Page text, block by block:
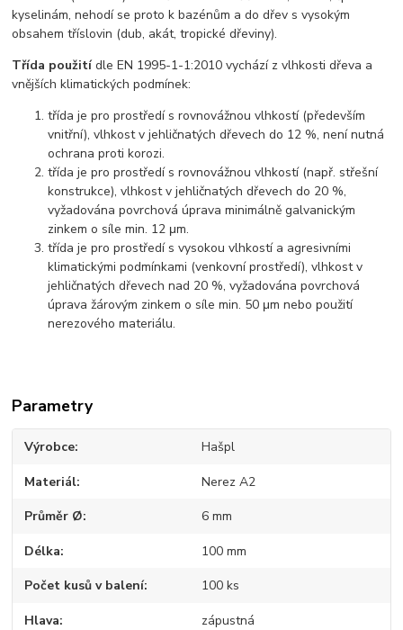
kyselinám, nehodí se proto k bazénům a do dřev s vysokým
obsahem tříslovin (dub, akát, tropické dřeviny).
Třída použitídle EN 1995-1-1:2010 vychází z vlhkosti dřeva a
vnějších klimatických podmínek:
třída je pro prostředí s rovnovážnou vlhkostí (především
vnitřní), vlhkost v jehličnatých dřevech do 12 %, není nutná
ochrana proti korozi.
třída je pro prostředí s rovnovážnou vlhkostí (např. střešní
konstrukce), vlhkost v jehličnatých dřevech do 20 %,
vyžadována povrchová úprava minimálně galvanickým
zinkem o síle min. 12 μm.
třída je pro prostředí s vysokou vlhkostí a agresivními
klimatickými podmínkami (venkovní prostředí), vlhkost v
jehličnatých dřevech nad 20 %, vyžadována povrchová
úprava žárovým zinkem o síle min. 50 μm nebo použití
nerezového materiálu.
Parametry
Výrobce Hašpl
Materiál Nerez A2
Průměr Ø 6 mm
Délka 100 mm
Počet kusů v balení 100 ks
Hlava zápustná